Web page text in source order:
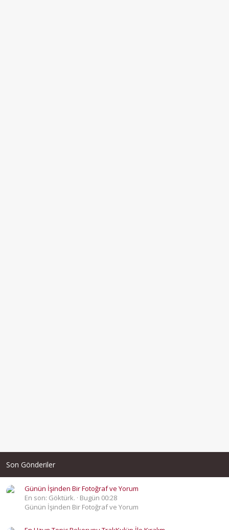
Son Gönderiler
Günün İşinden Bir Fotoğraf ve Yorum
En son: Göktürk.
Bugün 00:28
Günün İşinden Bir Fotoğraf ve Yorum